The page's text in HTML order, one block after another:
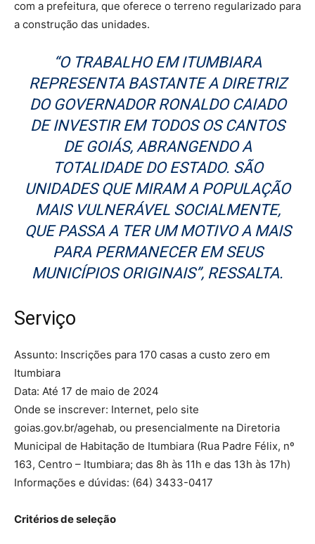
com a prefeitura, que oferece o terreno regularizado para
a construção das unidades.
“O TRABALHO EM ITUMBIARA
REPRESENTA BASTANTE A DIRETRIZ
DO GOVERNADOR RONALDO CAIADO
DE INVESTIR EM TODOS OS CANTOS
DE GOIÁS, ABRANGENDO A
TOTALIDADE DO ESTADO. SÃO
UNIDADES QUE MIRAM A POPULAÇÃO
MAIS VULNERÁVEL SOCIALMENTE,
QUE PASSA A TER UM MOTIVO A MAIS
PARA PERMANECER EM SEUS
MUNICÍPIOS ORIGINAIS”, RESSALTA.
Serviço
Assunto: Inscrições para 170 casas a custo zero em
Itumbiara
Data: Até 17 de maio de 2024
Onde se inscrever: Internet, pelo site
goias.gov.br/agehab, ou presencialmente na Diretoria
Municipal de Habitação de Itumbiara (Rua Padre Félix, nº
163, Centro – Itumbiara; das 8h às 11h e das 13h às 17h)
Informações e dúvidas: (64) 3433-0417
Critérios de seleção